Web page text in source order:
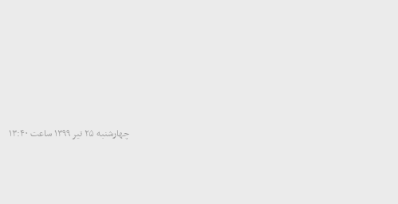
چهارشنبه ۲۵ تیر ۱۳۹۹ ساعت ۱۳:۴۰